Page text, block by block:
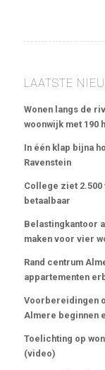
LAATSTE
Wonen langs de
woonwijk met 190
In één klap bijna
Ravenstein
College ziet
betaalbaar
Belastingkantoor
maken voor vier
Rand centrum
appartementen
Voorbereidingen
Almere beginnen
Toelichting op
(video)